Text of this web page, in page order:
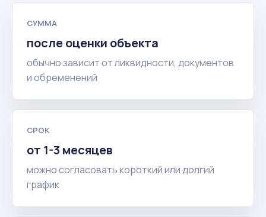
СУММА
после оценки объекта
обычно зависит от ликвидности, документов
и обременений
СРОК
от 1-3 месяцев
можно согласовать короткий или долгий
график